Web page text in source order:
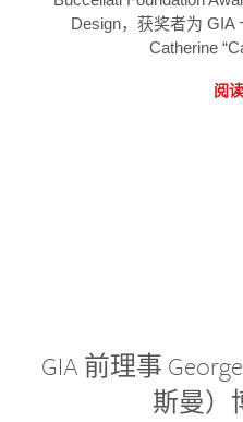
Design，获奖者为 GIA
Catherine
阅
GIA 前理事
斯曼）